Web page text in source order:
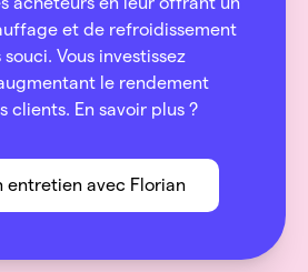
entretien avec Florian
et de refroidissement
Vous investissez
le rendement
clients. En savoir plus ?